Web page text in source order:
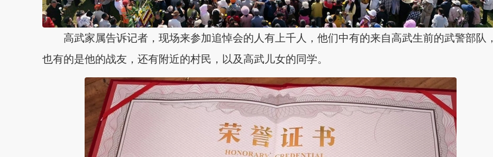
高武家属告诉记者，现场来参加追悼会的人有上千人，他们中有的来自高武生前的武警部队，
也有的是他的战友，还有附近的村民，以及高武儿女的同学。